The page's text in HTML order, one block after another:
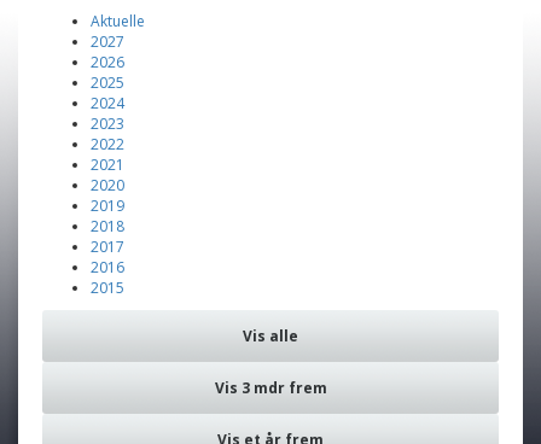
Aktuelle
2027
2026
2025
2024
2023
2022
2021
2020
2019
2018
2017
2016
2015
Vis alle
Vis 3 mdr frem
Vis et år frem